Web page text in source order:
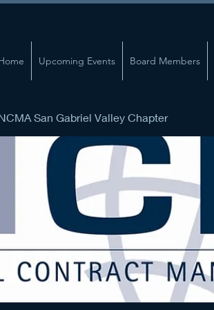
Upcoming Events Board Members
San Gabriel Valley Chapter